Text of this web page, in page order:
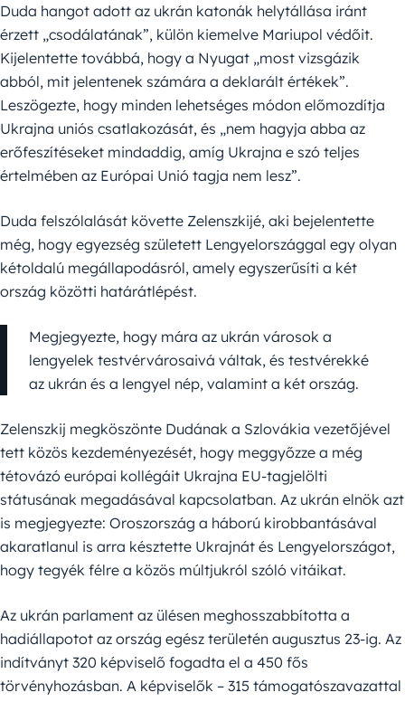
Duda hangot adott az ukrán katonák helytállása iránt
érzett „csodálatának”, külön kiemelve Mariupol védőit.
Kijelentette továbbá, hogy a Nyugat „most vizsgázik
abból, mit jelentenek számára a deklarált értékek”.
Leszögezte, hogy minden lehetséges módon előmozdítja
Ukrajna uniós csatlakozását, és „nem hagyja abba az
erőfeszítéseket mindaddig, amíg Ukrajna e szó teljes
értelmében az Európai Unió tagja nem lesz”.
Duda felszólalását követte Zelenszkijé, aki bejelentette
még, hogy egyezség született Lengyelországgal egy olyan
kétoldalú megállapodásról, amely egyszerűsíti a két
ország közötti határátlépést.
Megjegyezte, hogy mára az ukrán városok a
lengyelek testvérvárosaivá váltak, és testvérekké
az ukrán és a lengyel nép, valamint a két ország.
Zelenszkij megköszönte Dudának a Szlovákia vezetőjével
tett közös kezdeményezését, hogy meggyőzze a még
tétovázó európai kollégáit Ukrajna EU-tagjelölti
státusának megadásával kapcsolatban. Az ukrán elnök azt
is megjegyezte: Oroszország a háború kirobbantásával
akaratlanul is arra késztette Ukrajnát és Lengyelországot,
hogy tegyék félre a közös múltjukról szóló vitáikat.
Az ukrán parlament az ülésen meghosszabbította a
hadiállapotot az ország egész területén augusztus 23-ig. Az
indítványt 320 képviselő fogadta el a 450 fős
törvényhozásban. A képviselők – 315 támogatószavazattal